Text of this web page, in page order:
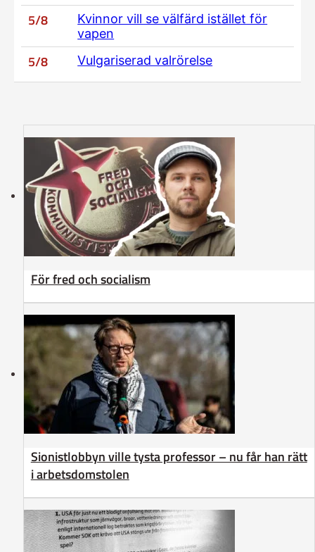
5/8
Kvinnor vill se välfärd istället för
vapen
5/8 Vulgariserad valrörelse
För fred och socialism
Sionistlobbyn ville tysta professor – nu får han rätt
i arbetsdomstolen